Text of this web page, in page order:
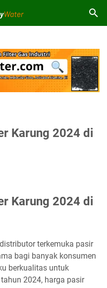
Karung 2024 di
Karung 2024 di
terkemuka pasir
bagi banyak konsumen
berkualitas untuk
2024, harga pasir